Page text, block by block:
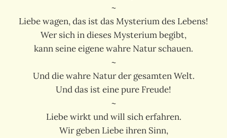
~
Liebe wagen, das ist das Mysterium des Lebens!
Wer sich in dieses Mysterium begibt,
kann seine eigene wahre Natur schauen.
~
Und die wahre Natur der gesamten Welt.
Und das ist eine pure Freude!
~
Liebe wirkt und will sich erfahren.
Wir geben Liebe ihren Sinn,